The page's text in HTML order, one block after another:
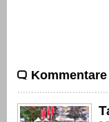
Kommentare